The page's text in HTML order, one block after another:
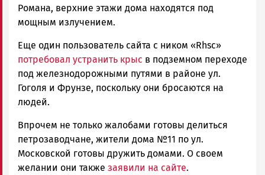
Романа, верхние этажи дома находятся под
мощным излучением.
Еще один пользователь сайта с ником «Rhsc»
потребовал устранить крыс в подземном переходе
под железнодорожными путями в районе ул.
Гоголя и Фрунзе, поскольку они бросаются на
людей.
Впрочем не только жалобами готовы делиться
петрозаводчане, жители дома №11 по ул.
Московской готовы дружить домами. О своем
желании они также заявили на сайте.